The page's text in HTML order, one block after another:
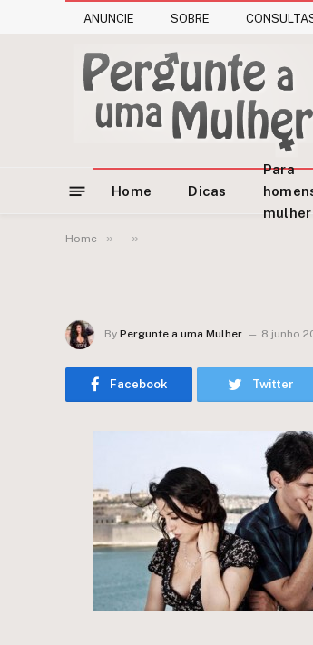
ANUNCIE SOBRE
Home Dicas
Para
Home » »
By Pergunte a uma Mulher 8 junho
Facebook Twitter